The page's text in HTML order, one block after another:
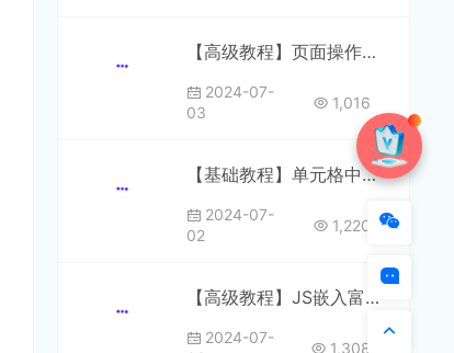
【高级教程】页面操作函数
2024-07-
03
1,016
【基础教程】单元格中的文本链接
2024-07-
02
1,220
【高级教程】JS嵌入富文本编辑器
2024-07-
1,308